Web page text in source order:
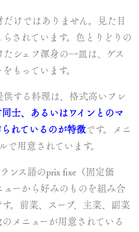
けではありません。見た目
されています。色とりどりの
シェフ渾身の一皿は、ゲス
もっています。
供する料理は、格式高いフレ
士、あるいはワインとのマ
れているのが特徴です。メニ
で用意されています。
ンス語のprix fixe（固定価
ーから好みのものを組み合
。前菜、スープ、主菜、副菜
メニューが用意されている